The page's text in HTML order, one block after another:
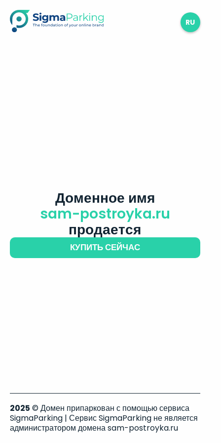
RU
Доменное имя
sam-postroyka.ru
продается
КУПИТЬ СЕЙЧАС
2025 © Домен припаркован с помощью сервиса
SigmaParking | Сервис SigmaParking не является
администратором домена sam-postroyka.ru